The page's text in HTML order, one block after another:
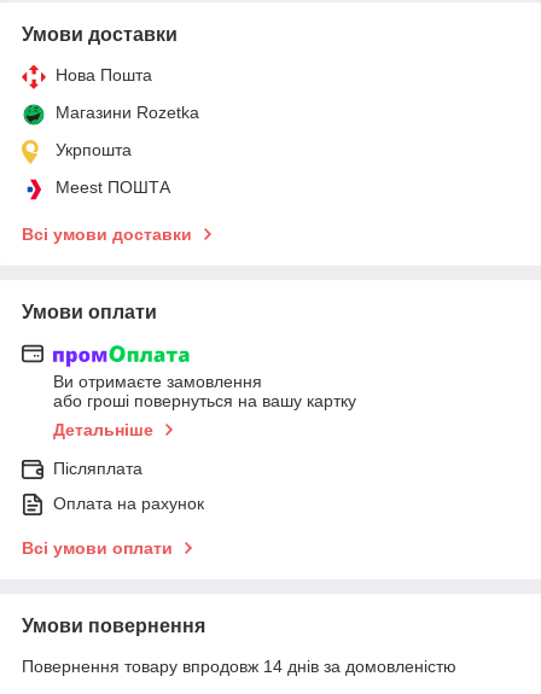
Умови доставки
Нова Пошта
Магазини Rozetka
Укрпошта
Meest ПОШТА
Всі умови доставки
Умови оплати
Ви отримаєте замовлення
або гроші повернуться на вашу картку
Детальніше
Післяплата
Оплата на рахунок
Всі умови оплати
Умови повернення
Повернення товару впродовж 14 днів за домовленістю